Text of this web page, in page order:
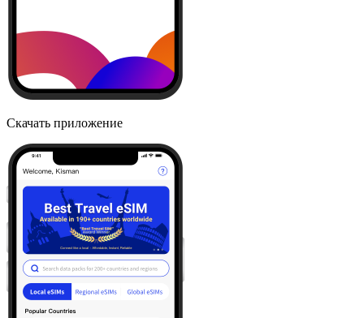
Скачать приложение